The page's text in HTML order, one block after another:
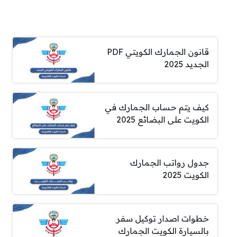
قانون الجمارك الكويتي PDF
الجديد 2025
كيف يتم حساب الجمارك في
الكويت على البضائع 2025
جدول رواتب الجمارك
الكويت 2025
خطوات اصدار توكيل سفر
بالسيارة الكويت الجمارك